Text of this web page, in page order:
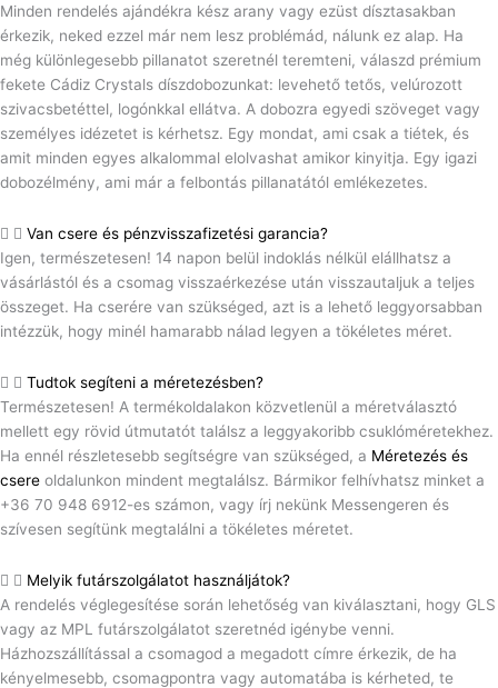
Minden rendelés ajándékra kész arany vagy ezüst dísztasakban
érkezik, neked ezzel már nem lesz problémád, nálunk ez alap. Ha
még különlegesebb pillanatot szeretnél teremteni, válaszd prémium
fekete Cádiz Crystals díszdobozunkat: levehető tetős, velúrozott
szivacsbetéttel, logónkkal ellátva. A dobozra egyedi szöveget vagy
személyes idézetet is kérhetsz. Egy mondat, ami csak a tiétek, és
amit minden egyes alkalommal elolvashat amikor kinyitja. Egy igazi
dobozélmény, ami már a felbontás pillanatától emlékezetes.
Van csere és pénzvisszafizetési garancia?
Igen, természetesen! 14 napon belül indoklás nélkül elállhatsz a
vásárlástól és a csomag visszaérkezése után visszautaljuk a teljes
összeget. Ha cserére van szükséged, azt is a lehető leggyorsabban
intézzük, hogy minél hamarabb nálad legyen a tökéletes méret.
Tudtok segíteni a méretezésben?
Természetesen! A termékoldalakon közvetlenül a méretválasztó
mellett egy rövid útmutatót találsz a leggyakoribb csuklóméretekhez.
Ha ennél részletesebb segítségre van szükséged, a Méretezés és
csere oldalunkon mindent megtalálsz. Bármikor felhívhatsz minket a
+36 70 948 6912-es számon, vagy írj nekünk Messengeren és
szívesen segítünk megtalálni a tökéletes méretet.
Melyik futárszolgálatot használjátok?
A rendelés véglegesítése során lehetőség van kiválasztani, hogy GLS
vagy az MPL futárszolgálatot szeretnéd igénybe venni.
Házhozszállítással a csomagod a megadott címre érkezik, de ha
kényelmesebb, csomagpontra vagy automatába is kérheted, te